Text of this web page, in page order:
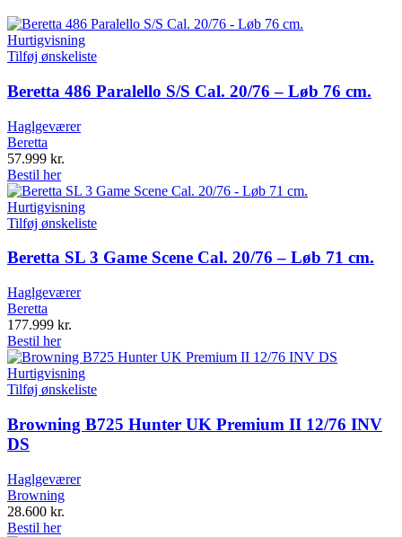
Hurtigvisning
Tilføj ønskeliste
Beretta 486 Paralello S/S Cal. 20/76 – Løb 76 cm.
Haglgeværer
Beretta
57.999 kr.
Bestil her
Hurtigvisning
Tilføj ønskeliste
Beretta SL 3 Game Scene Cal. 20/76 – Løb 71 cm.
Haglgeværer
Beretta
177.999 kr.
Bestil her
Hurtigvisning
Tilføj ønskeliste
Browning B725 Hunter UK Premium II 12/76 INV
DS
Haglgeværer
Browning
28.600 kr.
Bestil her